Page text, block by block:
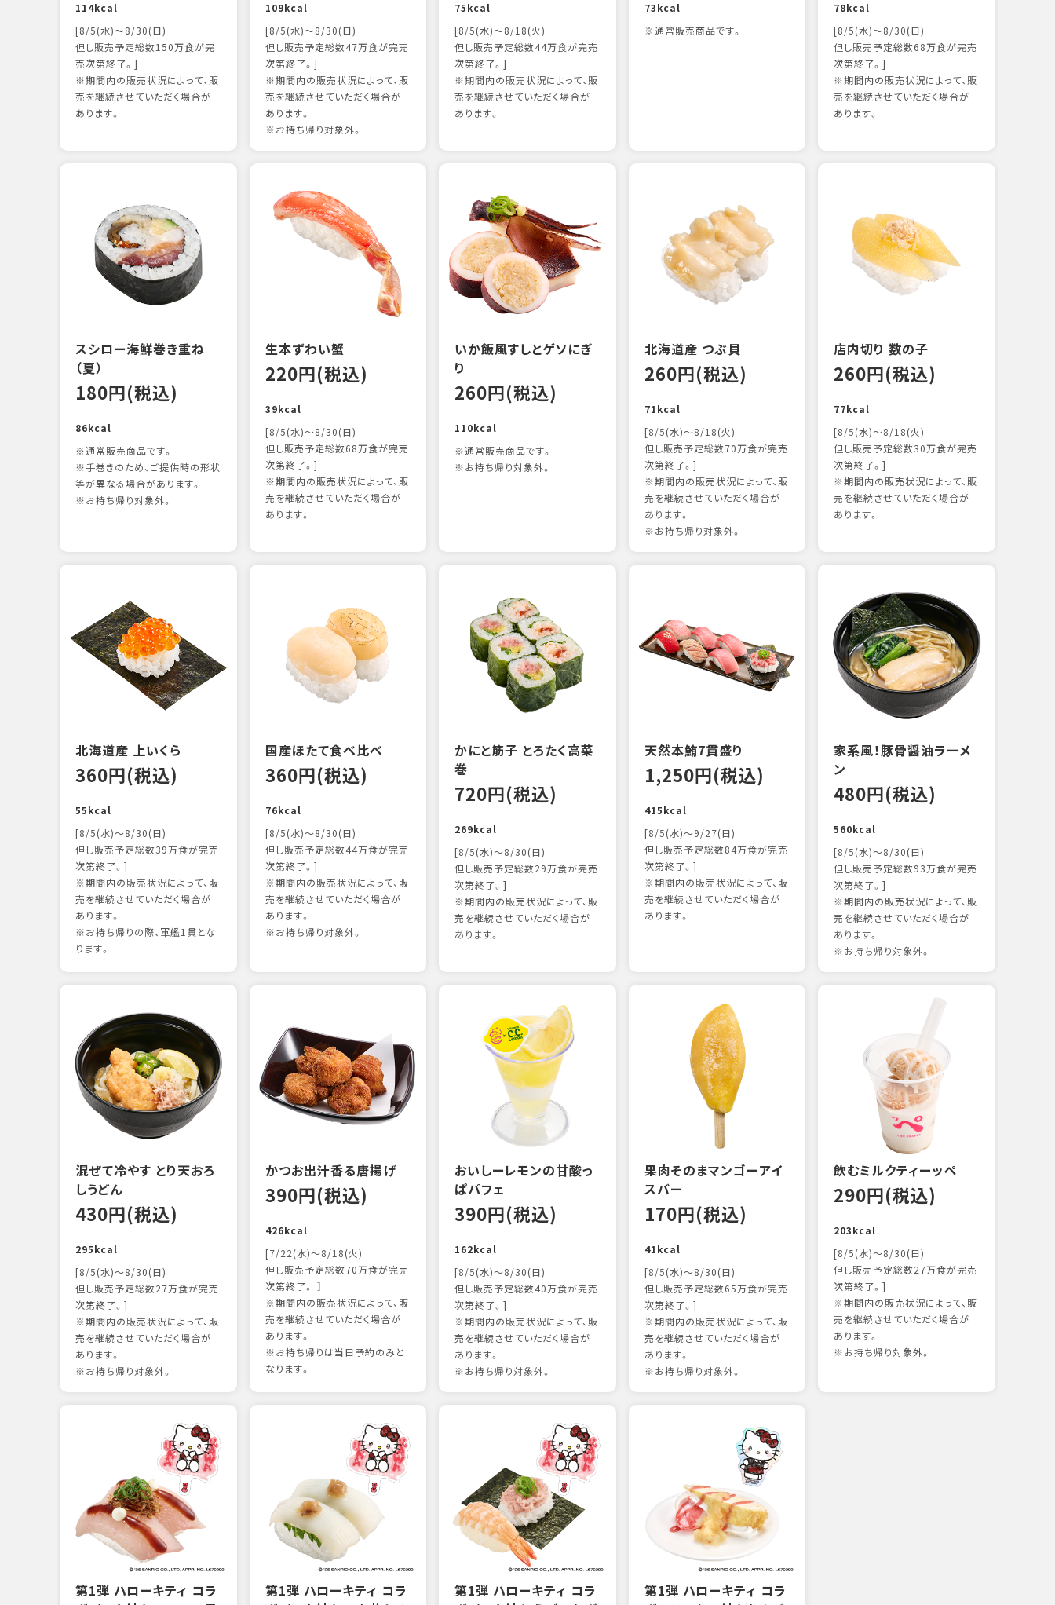
114kcal
[8/5(水)～8/30(日)
但し販売予定総数150万食が完
売次第終了。]
※期間内の販売状況によって、販
売を継続させていただく場合が
あります。
109kcal
[8/5(水)～8/30(日)
但し販売予定総数47万食が完売
次第終了。]
※期間内の販売状況によって、販
売を継続させていただく場合が
あります。
※お持ち帰り対象外。
75kcal
[8/5(水)～8/18(火)
但し販売予定総数44万食が完売
次第終了。]
※期間内の販売状況によって、販
売を継続させていただく場合が
あります。
73kcal
※通常販売商品です。
78kcal
[8/5(水)～8/30(日)
但し販売予定総数68万食が完売
次第終了。]
※期間内の販売状況によって、販
売を継続させていただく場合が
あります。
スシロー海鮮巻き重ね
（夏）
180円(税込)
86kcal
※通常販売商品です。
※手巻きのため、ご提供時の形状
等が異なる場合があります。
※お持ち帰り対象外。
生本ずわい蟹
220円(税込)
39kcal
[8/5(水)～8/30(日)
但し販売予定総数68万食が完売
次第終了。]
※期間内の販売状況によって、販
売を継続させていただく場合が
あります。
いか飯風すしとゲソにぎ
り
260円(税込)
110kcal
※通常販売商品です。
※お持ち帰り対象外。
北海道産 つぶ貝
260円(税込)
71kcal
[8/5(水)～8/18(火)
但し販売予定総数70万食が完売
次第終了。]
※期間内の販売状況によって、販
売を継続させていただく場合が
あります。
※お持ち帰り対象外。
店内切り 数の子
260円(税込)
77kcal
[8/5(水)～8/18(火)
但し販売予定総数30万食が完売
次第終了。]
※期間内の販売状況によって、販
売を継続させていただく場合が
あります。
北海道産 上いくら
360円(税込)
55kcal
[8/5(水)～8/30(日)
但し販売予定総数39万食が完売
次第終了。]
※期間内の販売状況によって、販
売を継続させていただく場合が
あります。
※お持ち帰りの際、軍艦1貫とな
ります。
国産ほたて食べ比べ
360円(税込)
76kcal
[8/5(水)～8/30(日)
但し販売予定総数44万食が完売
次第終了。]
※期間内の販売状況によって、販
売を継続させていただく場合が
あります。
※お持ち帰り対象外。
かにと筋子 とろたく高菜
巻
720円(税込)
269kcal
[8/5(水)～8/30(日)
但し販売予定総数29万食が完売
次第終了。]
※期間内の販売状況によって、販
売を継続させていただく場合が
あります。
天然本鮪7貫盛り
1,250円(税込)
415kcal
[8/5(水)～9/27(日)
但し販売予定総数84万食が完売
次第終了。]
※期間内の販売状況によって、販
売を継続させていただく場合が
あります。
家系風！豚骨醤油ラーメ
ン
480円(税込)
560kcal
[8/5(水)～8/30(日)
但し販売予定総数93万食が完売
次第終了。]
※期間内の販売状況によって、販
売を継続させていただく場合が
あります。
※お持ち帰り対象外。
混ぜて冷やす とり天おろ
しうどん
430円(税込)
295kcal
[8/5(水)～8/30(日)
但し販売予定総数27万食が完売
次第終了。]
※期間内の販売状況によって、販
売を継続させていただく場合が
あります。
※お持ち帰り対象外。
かつお出汁香る唐揚げ
390円(税込)
426kcal
[7/22(水)～8/18(火)
但し販売予定総数70万食が完売
次第終了。 ］
※期間内の販売状況によって、販
売を継続させていただく場合が
あります。
※お持ち帰りは当日予約のみと
なります。
おいしーレモンの甘酸っ
ぱパフェ
390円(税込)
162kcal
[8/5(水)～8/30(日)
但し販売予定総数40万食が完売
次第終了。]
※期間内の販売状況によって、販
売を継続させていただく場合が
あります。
※お持ち帰り対象外。
果肉そのまマンゴーアイ
スバー
170円(税込)
41kcal
[8/5(水)～8/30(日)
但し販売予定総数65万食が完売
次第終了。]
※期間内の販売状況によって、販
売を継続させていただく場合が
あります。
※お持ち帰り対象外。
飲むミルクティーッペ
290円(税込)
203kcal
[8/5(水)～8/30(日)
但し販売予定総数27万食が完売
次第終了。]
※期間内の販売状況によって、販
売を継続させていただく場合が
あります。
※お持ち帰り対象外。
第1弾 ハローキティ コラ
第1弾 ハローキティ コラ
第1弾 ハローキティ コラ
第1弾 ハローキティ コラ